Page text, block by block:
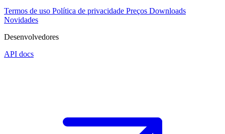
Termos de uso Política de privacidade Preços Downloads
Novidades
Desenvolvedores
API docs